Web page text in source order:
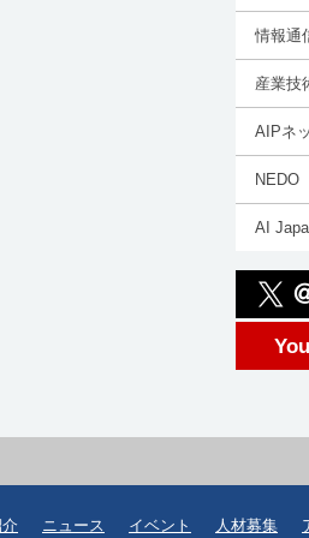
情報通
産業技
AIPネ
NEDO
AI
ニュース イベント 人材募集